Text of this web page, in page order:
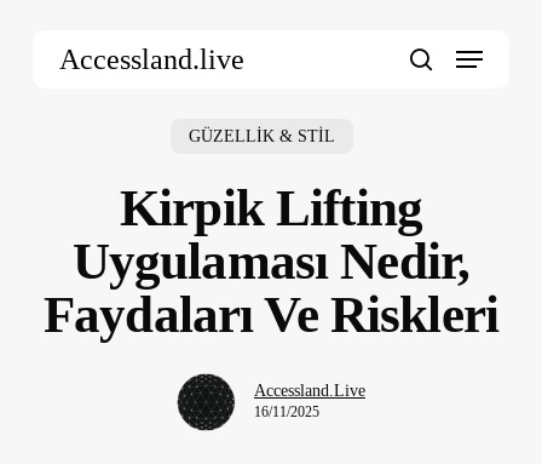
Accessland.live Menu
GÜZELLİK & STİL
Kirpik Lifting
Uygulaması Nedir,
Faydaları Ve Riskleri
Accessland.Live
16/11/2025